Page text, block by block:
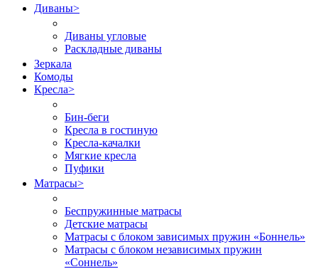
Диваны>
Диваны угловые
Раскладные диваны
Зеркала
Комоды
Кресла>
Бин-беги
Кресла в гостиную
Кресла-качалки
Мягкие кресла
Пуфики
Матрасы>
Беспружинные матрасы
Детские матрасы
Матрасы с блоком зависимых пружин «Боннель»
Матрасы с блоком независимых пружин
«Соннель»